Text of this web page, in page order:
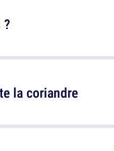
la coriandre